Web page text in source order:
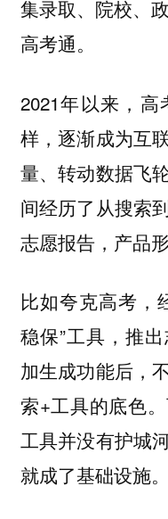
集录取、院校、
高考通。
2021年以来，
样，逐渐成为互
量、转动数据飞
间经历了从搜索
志愿报告，产品
比如夸克高考，
稳保”工具，推
加生成功能后，
索+工具的底色
工具并没有护城
就成了基础设施。